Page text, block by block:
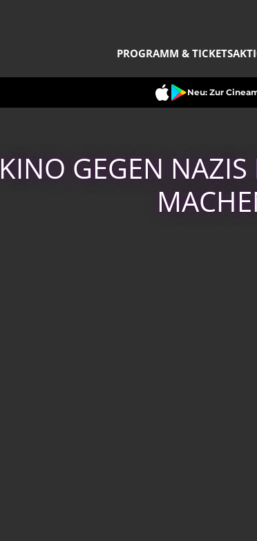
PROGRAMM & TICKETS
Neu: Zur
KINO GEGEN